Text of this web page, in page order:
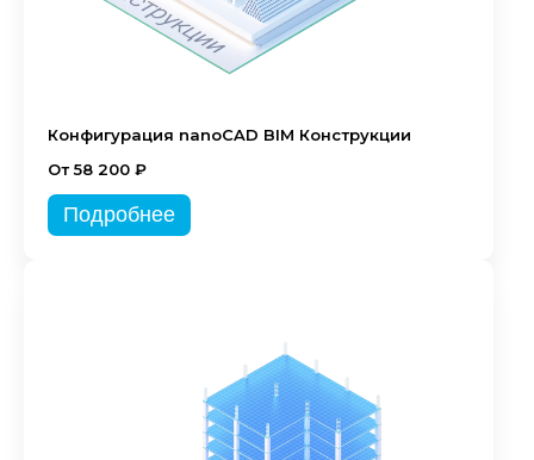
Конфигурация nanoCAD BIM Конструкции
От 58 200 ₽
Подробнее